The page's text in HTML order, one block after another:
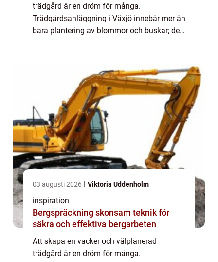
trädgård är en dröm för många.
Trädgårdsanläggning i Växjö innebär mer än
bara plantering av blommor och buskar; det
03 augusti 2026 Viktoria Uddenholm
inspiration
Bergspräckning skonsam teknik för
säkra och effektiva bergarbeten
Att skapa en vacker och välplanerad
trädgård är en dröm för många.